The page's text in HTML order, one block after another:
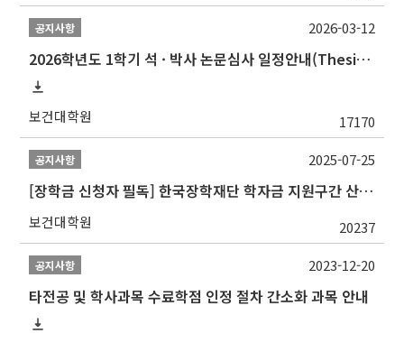
공지사항
2026학년도 1학기 석 · 박사 논문심사 일정안내(Thesis Defense Schedules)
보건대학원 17170
2026-03-12
공지사항
[장학금 신청자 필독] 한국장학재단 학자금 지원구간 산정 권고
보건대학원 20237
2025-07-25
공지사항
타전공 및 학사과목 수료학점 인정 절차 간소화 과목 안내
2023-12-20